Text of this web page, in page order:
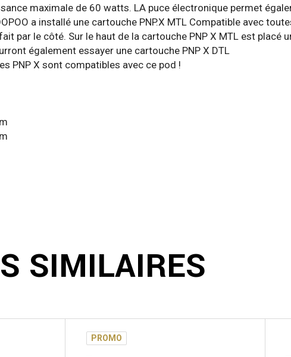
maximale de 60 watts. LA puce électronique permet
a installé une cartouche PNP.X MTL Compatible avec
par le côté. Sur le haut de la cartouche PNP X MTL est
également essayer une cartouche PNP X DTL
PNP X sont compatibles avec ce pod !
SIMILAIRES
PROMO